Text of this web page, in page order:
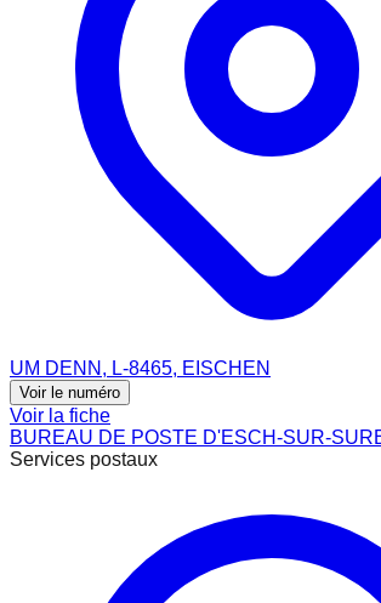
UM DENN, L-8465, EISCHEN
Voir le numéro
Voir la fiche
BUREAU DE POSTE D'ESCH-SUR-
Services postaux